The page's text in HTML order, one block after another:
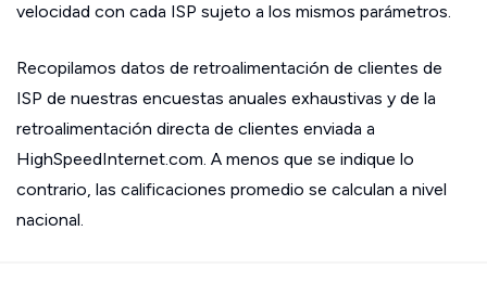
velocidad con cada ISP sujeto a los mismos parámetros.
Recopilamos datos de retroalimentación de clientes de
ISP de nuestras encuestas anuales exhaustivas y de la
retroalimentación directa de clientes enviada a
HighSpeedInternet.com. A menos que se indique lo
contrario, las calificaciones promedio se calculan a nivel
nacional.